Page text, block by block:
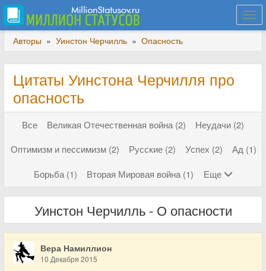
Авторы » Уинстон Черчилль » Опасность
Цитаты Уинстона Черчилля про
опасность
Все Великая Отечественная война (2)
Неудачи (2)
Оптимизм и пессимизм (2)
Русские (2) Успех (2)
Ад (1)
Борьба (1)
Вторая Мировая война (1) Еще
Уинстон Черчилль - О опасности
Вера Намиллион
10 Декабря 2015